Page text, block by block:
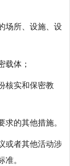
场所、设施、设
载体；
核实和保密教
求的其他措施。
或者其他活动涉
准。